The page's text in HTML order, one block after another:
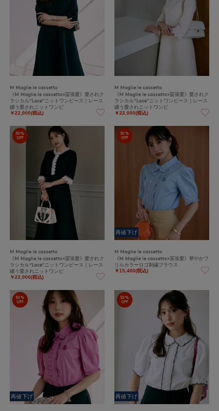
M Maglie le cassetto
《M Maglie le cassetto×冨張愛》愛されク
ラシカル“Lace”ニットワンピース｜レース
纏う愛されニットワンピ
￥22,000(税込)
M Maglie le cassetto
《M Maglie le cassetto×冨張愛》愛されク
ラシカル“Lace”ニットワンピース｜レース
纏う愛されニットワンピ
￥22,000(税込)
50%
OFF
M Maglie le cassetto
《M Maglie le cassetto×冨張愛》愛されク
ラシカル“Lace”ニットワンピース｜レース
纏う愛されニットワンピ
￥22,000(税込)
50%
OFF
再値下げ
M Maglie le cassetto
《M Maglie le cassetto×冨張愛》華やかフ
リルカラーロゴ刺繍ブラウス
￥15,400(税込)
50%
OFF
再値下げ
50%
OFF
再値下げ